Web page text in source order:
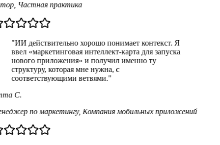
, Частная практика
"ИИ действительно хорошо понимает контекст. Я
ввел «маркетинговая интеллект-карта для запуска
нового приложения» и получил именно ту
структуру, которая мне нужна, с
соответствующими ветвями."
C.
по маркетингу, Компания мобильных приложений